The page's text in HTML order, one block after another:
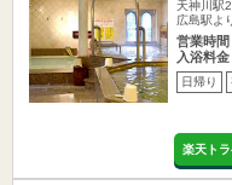
天神川駅
広島駅よ
営業時
入浴料
日帰り
楽天ト